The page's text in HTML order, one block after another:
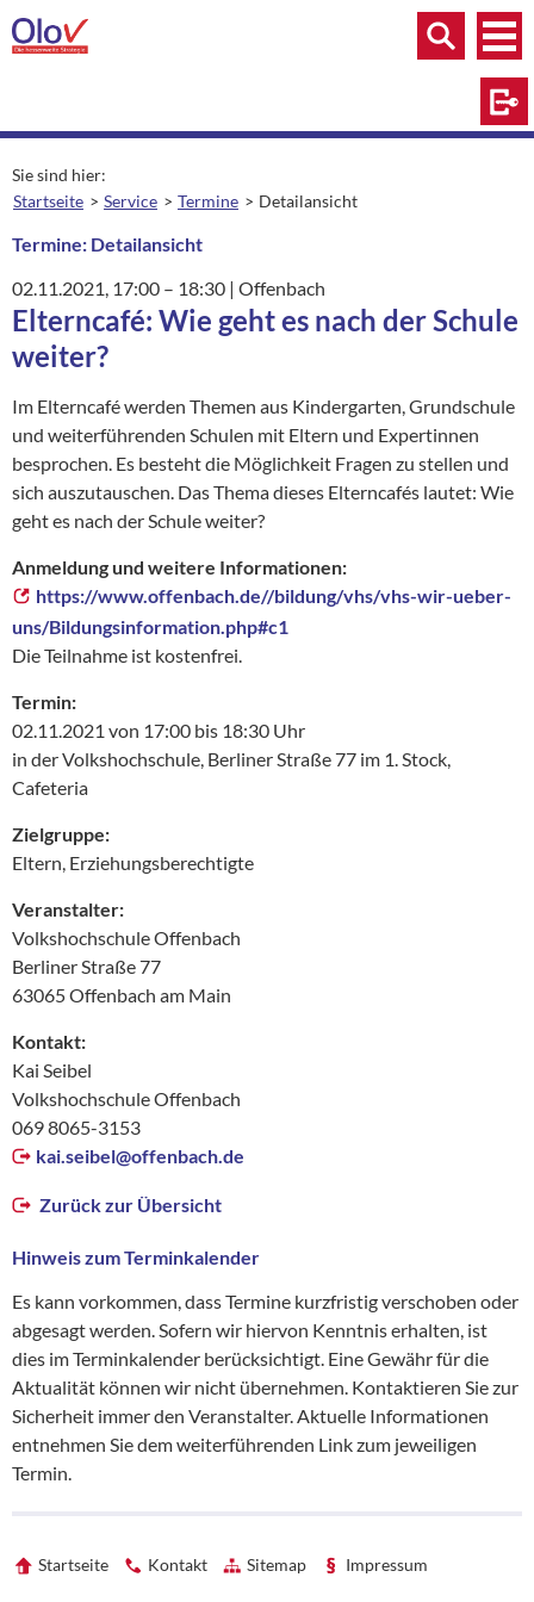
Zum Inhalt springen
Menü
Menü
Suche
Sie sind hier:
Startseite
Service Termine aktuelle Seite:
Detailansicht
Termine: Detailansicht
02.11.2021, 17:00 – 18:30 | Ort:
Offenbach
Elterncafé: Wie geht es nach der Schule
weiter?
Im Elterncafé werden Themen aus Kindergarten, Grundschule
und weiterführenden Schulen mit Eltern und Expertinnen
besprochen. Es besteht die Möglichkeit Fragen zu stellen und
sich auszutauschen. Das Thema dieses Elterncafés lautet: Wie
geht es nach der Schule weiter?
Anmeldung und weitere Informationen:
https://www.offenbach.de//bildung/vhs/vhs-wir-ueber-
uns/Bildungsinformation.php#c1
Die Teilnahme ist kostenfrei.
Termin:
02.11.2021 von 17:00 bis 18:30 Uhr
in der Volkshochschule, Berliner Straße 77 im 1. Stock,
Cafeteria
Zielgruppe:
Eltern, Erziehungsberechtigte
Veranstalter:
Volkshochschule Offenbach
Berliner Straße 77
63065 Offenbach am Main
Kontakt:
Kai Seibel
Volkshochschule Offenbach
069 8065-3153
kai.seibel@offenbach.de
Zurück zur Übersicht
Hinweis zum Terminkalender
Es kann vorkommen, dass Termine kurzfristig verschoben oder
abgesagt werden. Sofern wir hiervon Kenntnis erhalten, ist
dies im Terminkalender berücksichtigt. Eine Gewähr für die
Aktualität können wir nicht übernehmen. Kontaktieren Sie zur
Sicherheit immer den Veranstalter. Aktuelle Informationen
entnehmen Sie dem weiterführenden Link zum jeweiligen
Termin.
Startseite Kontakt Sitemap Impressum